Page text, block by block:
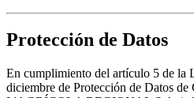
Protección de Datos
En cumplimiento del artículo 5 de la
diciembre de Protección de Datos de